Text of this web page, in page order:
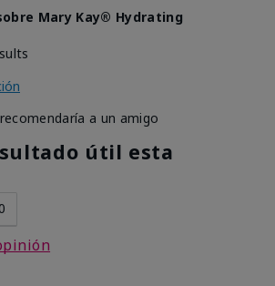
Mary Kay® Hydrating
a un amigo
útil esta